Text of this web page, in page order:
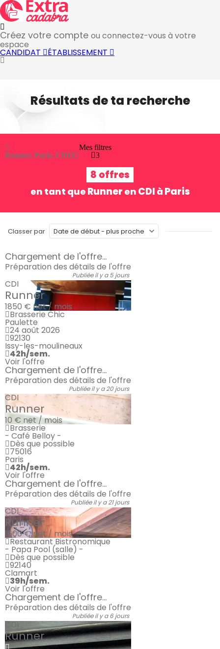
Créez votre compte ou connectez-vous à votre
espace
CANDIDAT ÉTABLISSEMENT
Résultats de ta recherche
Runner, Paris, CDI3
Mes filtres
3
8 offres
en tant que Runner en CDI à Paris
Classer par
Chargement de l'offre...
Préparation des détails de l'offre
Publiée il y a 5 jours
CDI
Runner
1850 € net / mois
Brasserie Chic
Paulette
24 août 2026
92130
Issy-les-moulineaux
42h/sem.
Voir l'offre
Chargement de l'offre...
Préparation des détails de l'offre
Publiée il y a 20 jours
CDI
Runner
10 € net / mois
Brasserie
- Café Belloy -
Dès que possible
75016
Paris
42h/sem.
Voir l'offre
Chargement de l'offre...
Préparation des détails de l'offre
Publiée il y a 21 jours
CDI
Runner
1600 €net / mois
Restaurant Bistronomique
- Papa Pool (salle) -
Dès que possible
92140
Clamart
39h/sem.
Voir l'offre
Chargement de l'offre...
Préparation des détails de l'offre
Publiée il y a 6 jours
CDI
Runner